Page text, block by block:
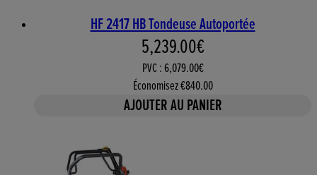
HF 2417 HB Tondeuse Autoportée
Prix actuel : 5,239.00€.
5,239.00€
PVC : 6,079.00€
Économisez €840.00
AJOUTER AU PANIER